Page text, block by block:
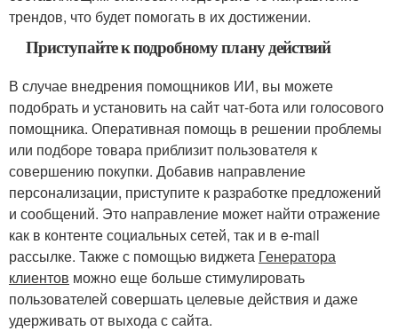
трендов, что будет помогать в их достижении.
Приступайте к подробному плану действий
В случае внедрения помощников ИИ, вы можете
подобрать и установить на сайт чат-бота или голосового
помощника. Оперативная помощь в решении проблемы
или подборе товара приблизит пользователя к
совершению покупки. Добавив направление
персонализации, приступите к разработке предложений
и сообщений. Это направление может найти отражение
как в контенте социальных сетей, так и в e-mail
рассылке. Также с помощью виджета Генератора
клиентов можно еще больше стимулировать
пользователей совершать целевые действия и даже
удерживать от выхода с сайта.